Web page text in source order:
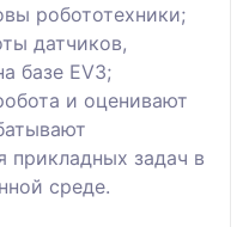
робототехники;
датчиков,
базе EV3;
и оценивают
прикладных задач в
среде.